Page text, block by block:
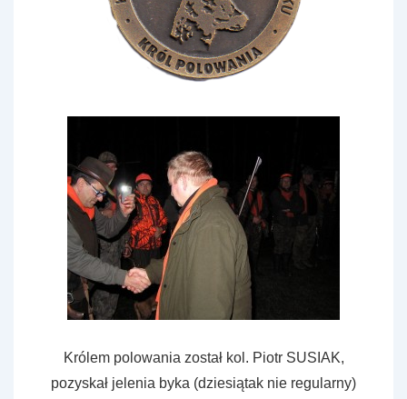
Królem polowania został kol. Piotr SUSIAK,
pozyskał jelenia byka (dziesiątak nie regularny)